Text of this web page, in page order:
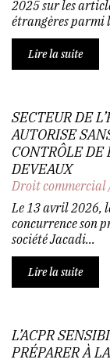
2025 sur les
étrangères parmi
Lire la suite
SECTEUR DE
AUTORISE
CONTRÔLE DE
DEVEAUX
Droit commercial
Le 13 avril 2026,
concurrence son
société Jacadi...
Lire la suite
L’ACPR
PRÉPARER À